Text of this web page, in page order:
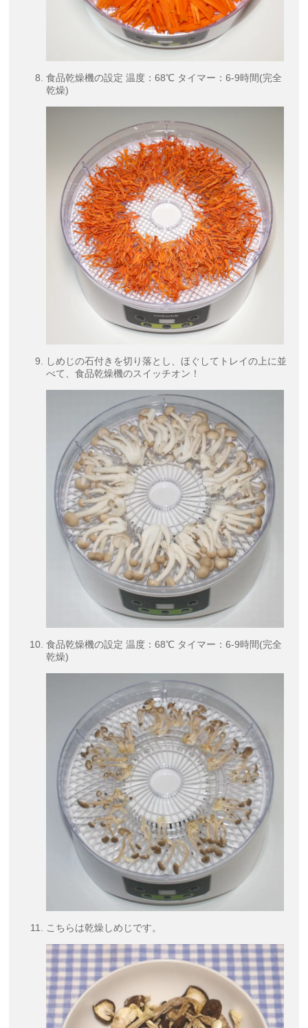
食品乾燥機の設定 温度：68℃ タイマー：6-9時間(完全
乾燥)
しめじの石付きを切り落とし、ほぐしてトレイの上に並
べて、食品乾燥機のスイッチオン！
食品乾燥機の設定 温度：68℃ タイマー：6-9時間(完全
乾燥)
こちらは乾燥しめじです。